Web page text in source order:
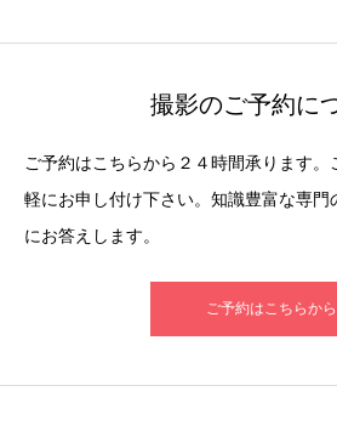
撮影のご予約に
ご予約はこちらから２４時間承ります
軽にお申し付け下さい。知識豊富な専
にお答えします。
ご予約はこちらから